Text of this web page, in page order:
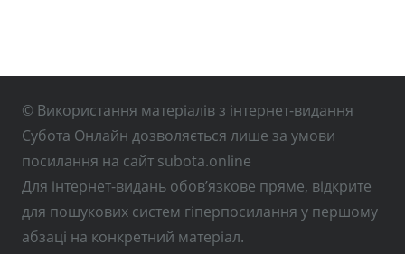
© Використання матеріалів з інтернет-видання
Субота Онлайн дозволяється лише за умови
посилання на сайт subota.online
Для інтернет-видань обов’язкове пряме, відкрите
для пошукових систем гіперпосилання у першому
абзаці на конкретний матеріал.